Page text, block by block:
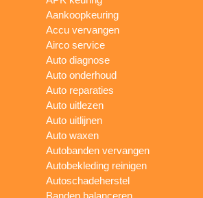
Aankoopkeuring
Accu vervangen
Airco service
Auto diagnose
Auto onderhoud
Auto reparaties
Auto uitlezen
Auto uitlijnen
Auto waxen
Autobanden vervangen
Autobekleding reinigen
Autoschadeherstel